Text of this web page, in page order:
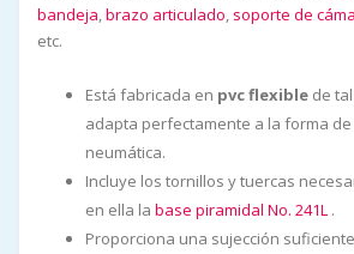
bandeja brazo articulado soporte de
etc.
Está fabricada en pvc flexible de
adapta perfectamente a la forma
neumática.
Incluye los tornillos y tuercas
en ella la base piramidal No. 241L .
Proporciona una sujección